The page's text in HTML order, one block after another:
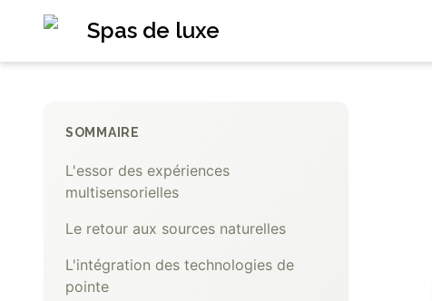
Spas de luxe
SOMMAIRE
L'essor des expériences
multisensorielles
Le retour aux sources naturelles
L'intégration des technologies de
pointe